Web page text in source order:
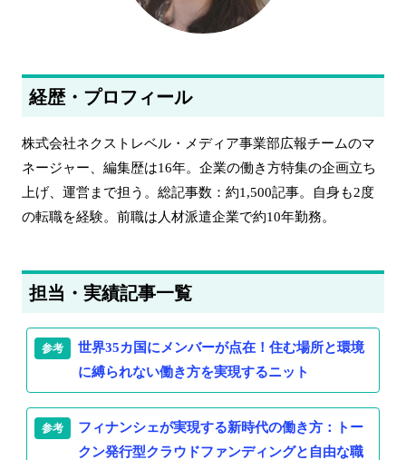
経歴・プロフィール
株式会社ネクストレベル・メディア事業部広報チームのマ
ネージャー、編集歴は16年。企業の働き方特集の企画立ち
上げ、運営まで担う。総記事数：約1,500記事。自身も2度
の転職を経験。前職は人材派遣企業で約10年勤務。
担当・実績記事一覧
世界35カ国にメンバーが点在！住む場所と環境
に縛られない働き方を実現するニット
フィナンシェが実現する新時代の働き方：トー
クン発行型クラウドファンディングと自由な職